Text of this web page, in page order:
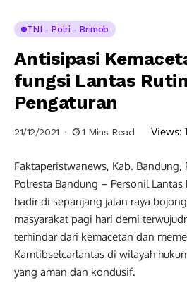
TNI - Polri - Brimob
Antisipasi
fungsi Lantas
Pengaturan
21/12/2021 1 Mins Read Views:
Faktaperistwanews, Kab. Bandung,
Polresta Bandung – Personil
hadir di sepanjang jalan raya
masyarakat pagi hari demi
terhindar dari kemacetan dan
Kamtibselcarlantas di wilayah
yang aman dan kondusif.